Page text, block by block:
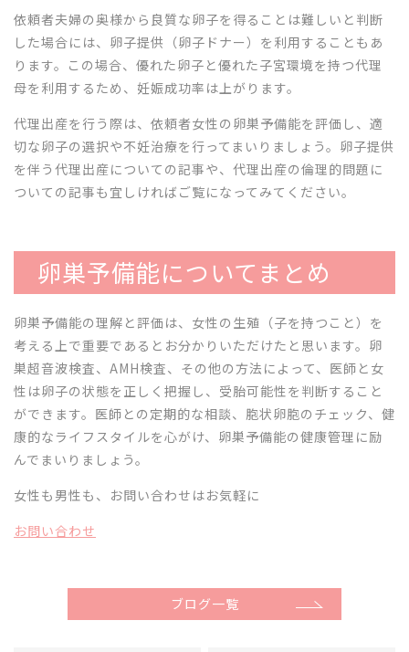
依頼者夫婦の奥様から良質な卵子を得ることは難しいと判断
した場合には、卵子提供（卵子ドナー）を利用することもあ
ります。この場合、優れた卵子と優れた子宮環境を持つ代理
母を利用するため、妊娠成功率は上がります。
代理出産を行う際は、依頼者女性の卵巣予備能を評価し、適
切な卵子の選択や不妊治療を行ってまいりましょう。卵子提供
を伴う代理出産についての記事や、代理出産の倫理的問題に
ついての記事も宜しければご覧になってみてください。
卵巣予備能についてまとめ
卵巣予備能の理解と評価は、女性の生殖（子を持つこと）を
考える上で重要であるとお分かりいただけたと思います。卵
巣超音波検査、AMH検査、その他の方法によって、医師と女
性は卵子の状態を正しく把握し、受胎可能性を判断すること
ができます。医師との定期的な相談、胞状卵胞のチェック、健
康的なライフスタイルを心がけ、卵巣予備能の健康管理に励
んでまいりましょう。
女性も男性も、お問い合わせはお気軽に
お問い合わせ
ブログ一覧